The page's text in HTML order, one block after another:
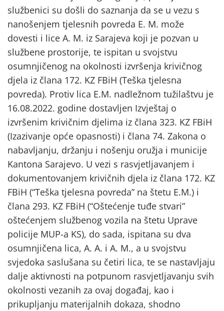
službenici su došli do saznanja da se u vezu s
nanošenjem tjelesnih povreda E. M. može
dovesti i lice A. M. iz Sarajeva koji je pozvan u
službene prostorije, te ispitan u svojstvu
osumnjičenog na okolnosti izvršenja krivičnog
djela iz člana 172. KZ FBiH (Teška tjelesna
povreda). Protiv lica E.M. nadležnom tužilaštvu je
16.08.2022. godine dostavljen Izvještaj o
izvršenim krivičnim djelima iz člana 323. KZ FBiH
(Izazivanje opće opasnosti) i člana 74. Zakona o
nabavljanju, držanju i nošenju oružja i municije
Kantona Sarajevo. U vezi s rasvjetljavanjem i
dokumentovanjem krivičnih djela iz člana 172. KZ
FBiH (“Teška tjelesna povreda” na štetu E.M.) i
člana 293. KZ FBiH (“Oštećenje tuđe stvari”
oštećenjem službenog vozila na štetu Uprave
policije MUP-a KS), do sada, ispitana su dva
osumnjičena lica, A. A. i A. M., a u svojstvu
svjedoka saslušana su četiri lica, te se nastavljaju
dalje aktivnosti na potpunom rasvjetljavanju svih
okolnosti vezanih za ovaj događaj, kao i
prikupljanju materijalnih dokaza, shodno